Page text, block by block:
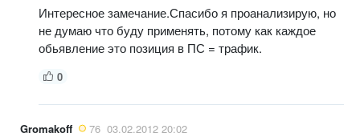
Интересное замечание.Спасибо я проанализирую, но
не думаю что буду применять, потому как каждое
обьявление это позиция в ПС = трафик.
0
Gromakoff 76 03.02.2012 20:02